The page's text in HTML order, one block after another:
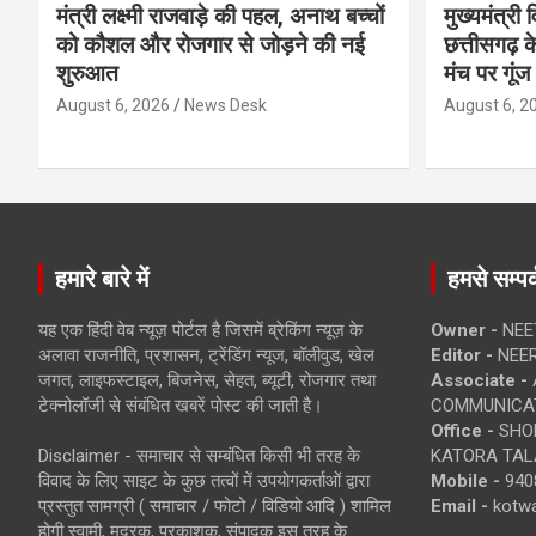
मंत्री लक्ष्मी राजवाड़े की पहल, अनाथ बच्चों
को कौशल और रोजगार से जोड़ने की नई
शुरुआत
August 6, 2026 News Desk
मुख्यमंत्री
छत्तीसगढ़
मंच पर गूंज
August 6,
हमारे बारे में
यह एक हिंदी वेब न्यूज़ पोर्टल है जिसमें ब्रेकिंग न्यूज़ के
अलावा राजनीति, प्रशासन, ट्रेंडिंग न्यूज, बॉलीवुड, खेल
जगत, लाइफस्टाइल, बिजनेस, सेहत, ब्यूटी, रोजगार तथा
टेक्नोलॉजी से संबंधित खबरें पोस्ट की जाती है।
Disclaimer - समाचार से सम्बंधित किसी भी तरह के
विवाद के लिए साइट के कुछ तत्वों में उपयोगकर्ताओं द्वारा
प्रस्तुत सामग्री ( समाचार / फोटो / विडियो आदि ) शामिल
होगी स्वामी, मुद्रक, प्रकाशक, संपादक इस तरह के
हमसे
Owner -
Editor -
Associate -
Office -
KATORA
Mobile -
Email -